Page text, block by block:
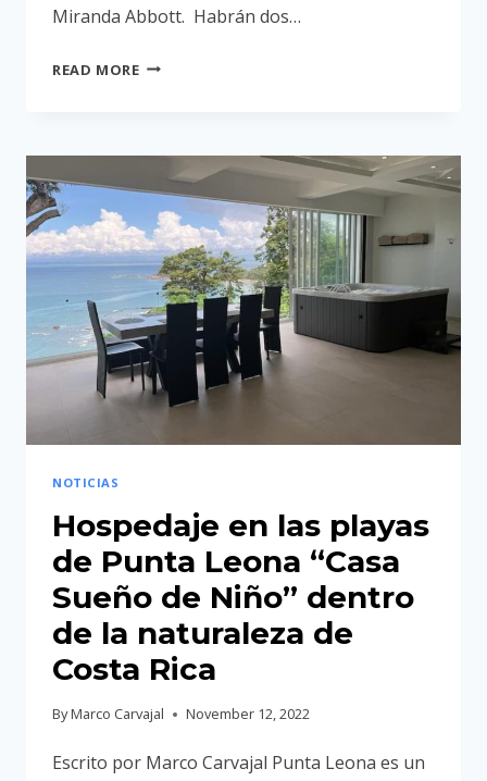
Miranda Abbott. Habrán dos…
READ MOREDUST
EL
3
Y
4
DE
MARZO
EN
EL
DE
EN
SAN
COSTA
RICA
NOTICIAS
Hospedaje en las playas
de Punta Leona “Casa
Sueño de Niño” dentro
de la naturaleza de
Costa Rica
ByMarco Carvajal November 12, 2022
Escrito por Marco Carvajal Punta Leona es un